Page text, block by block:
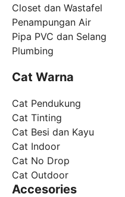
Closet dan Wastafel
Penampungan Air
Pipa PVC dan Selang
Plumbing
Cat Warna
Cat Pendukung
Cat Tinting
Cat Besi dan Kayu
Cat Indoor
Cat No Drop
Cat Outdoor
Accesories